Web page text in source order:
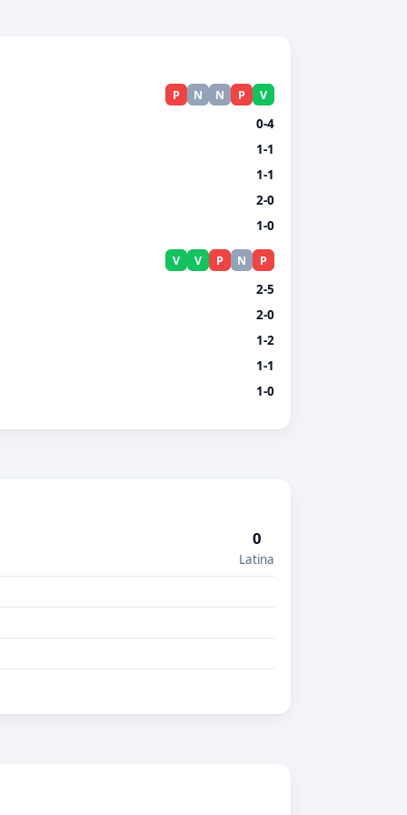
P N N P V
0-4
1-1
1-1
2-0
1-0
V V P N P
2-5
2-0
1-2
1-1
1-0
0
Latina